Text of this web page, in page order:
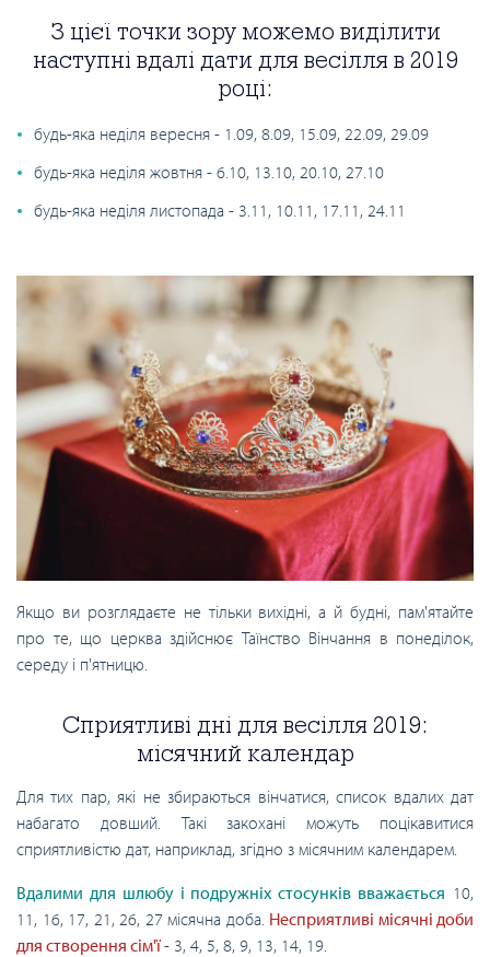
З цієї точки зору можемо виділити
наступні вдалі дати для весілля в 2019
році:
будь-яка неділя вересня - 1.09, 8.09, 15.09, 22.09, 29.09
будь-яка неділя жовтня - 6.10, 13.10, 20.10, 27.10
будь-яка неділя листопада - 3.11, 10.11, 17.11, 24.11
Якщо ви розглядаєте не тільки вихідні, а й будні, пам'ятайте
про те, що церква здійснює Таїнство Вінчання в понеділок,
середу і п'ятницю.
Сприятливі дні для весілля 2019:
місячний календар
Для тих пар, які не збираються вінчатися, список вдалих дат
набагато довший. Такі закохані можуть поцікавитися
сприятливістю дат, наприклад, згідно з місячним календарем.
Вдалими для шлюбу і подружніх стосунків вважається 10,
11, 16, 17, 21, 26, 27 місячна доба. Несприятливі місячні доби
для створення сім'ї- 3, 4, 5, 8, 9, 13, 14, 19.